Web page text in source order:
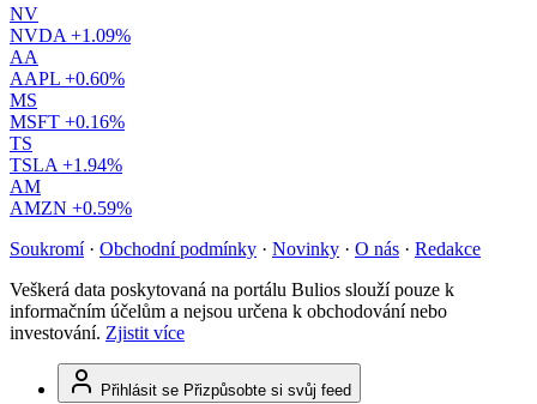
NV
NVDA +1.09%
AA
AAPL +0.60%
MS
MSFT +0.16%
TS
TSLA +1.94%
AM
AMZN +0.59%
Soukromí · Obchodní podmínky · Novinky · O nás · Redakce
Veškerá data poskytovaná na portálu Bulios slouží pouze k
informačním účelům a nejsou určena k obchodování nebo
investování. Zjistit více
Přihlásit se Přizpůsobte si svůj feed